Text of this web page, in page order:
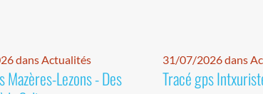
dans Actualités
Mazères-Lezons - Des
31/07/2026 dans
Tracé gps